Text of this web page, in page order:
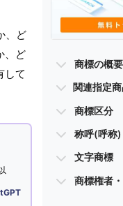
、ど
、ど
して
商標の概要
関連指定
商標区分
称呼(呼称
文字商標
商標権者